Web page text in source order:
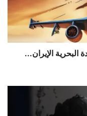
البحرية الإيران...